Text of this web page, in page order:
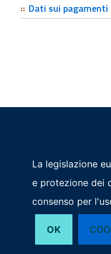
Dati sui pagamenti
P.IVA - Codice Fiscale:
PEC:
Sede Legale:
Corso Vittorio Emanuele
+39 0434 381600
La legislazione
e protezione dei
consenso per
OK